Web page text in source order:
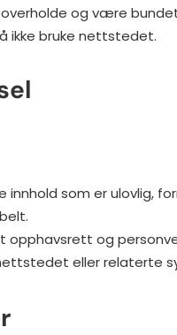
og være
ikke bruke nettstedet.
innhold som er ulovlig,
opphavsrett og
eller relaterte